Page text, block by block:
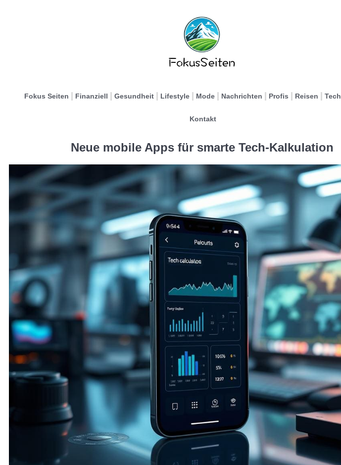
Fokus Seiten Finanziell Gesundheit Lifestyle Mode Nachrichten Profis Reisen Tech
Kontakt
Neue mobile Apps für smarte Tech-Kalkulation